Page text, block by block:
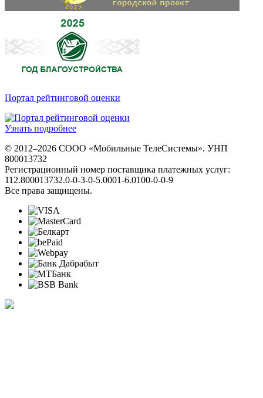
Портал рейтинговой оценки
Узнать подробнее
© 2012–2026 СООО «Мобильные ТелеСистемы». УНП
800013732
Регистрационный номер поставщика платежных услуг:
112.800013732.0-0-3-0-5.0001-6.0100-0-0-9
Все права защищены.